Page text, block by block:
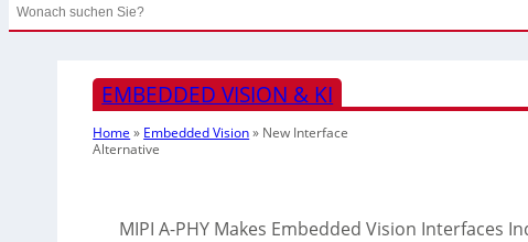
Search
EMBEDDED VISION & KI
Home » Embedded Vision» New Interface
Alternative
MIPI A-PHY Makes Embedded Vision Interfaces